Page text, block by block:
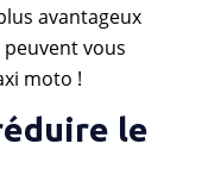
avantageux
vous
moto !
le